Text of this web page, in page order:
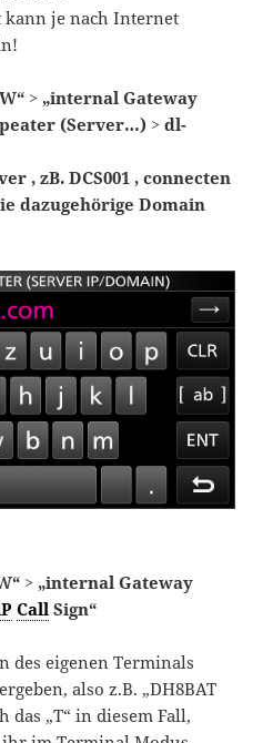
je nach Internet
> „internal Gateway
(Server…) > dl-
, zB. DCS001 , connecten
dazugehörige Domain
> „internal Gateway
Call Sign“
des eigenen Terminals
also z.B. „DH8BAT
das „T“ in diesem Fall,